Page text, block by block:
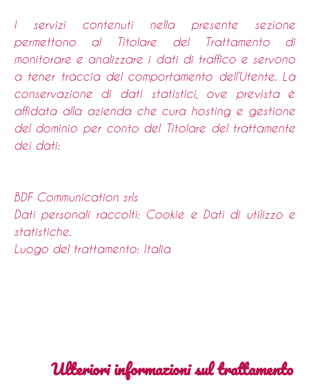
I servizi contenuti nella presente sezione
permettono al Titolare del Trattamento di
monitorare e analizzare i dati di traffico e servono
a tener traccia del comportamento dell’Utente. La
conservazione di dati statistici, ove prevista è
affidata alla azienda che cura hosting e gestione
del dominio per conto del Titolare del trattamente
dei dati:
BDF Communication srls
Dati personali raccolti: Cookie e Dati di utilizzo e
statistiche.
Luogo del trattamento: Italia
Ulteriori informazioni sul trattamento